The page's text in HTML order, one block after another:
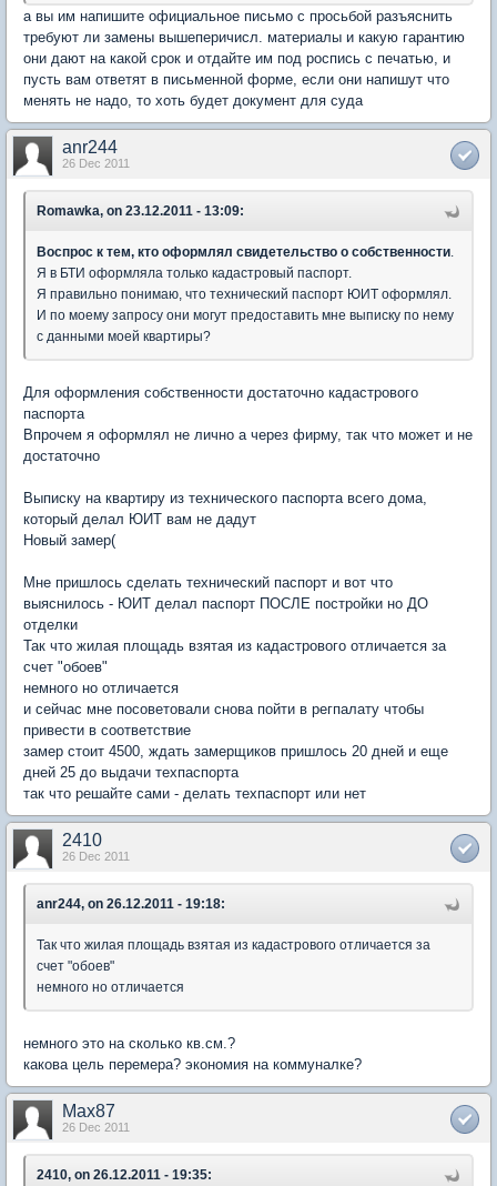
а вы им напишите официальное письмо с просьбой разъяснить
требуют ли замены вышеперичисл. материалы и какую гарантию
они дают на какой срок и отдайте им под роспись с печатью, и
пусть вам ответят в письменной форме, если они напишут что
менять не надо, то хоть будет документ для суда
anr244
26 Dec 2011
Romawka, on 23.12.2011 - 13:09:
Воспрос к тем, кто оформлял свидетельство о собственности.
Я в БТИ оформляла только кадастровый паспорт.
Я правильно понимаю, что технический паспорт ЮИТ оформлял.
И по моему запросу они могут предоставить мне выписку по нему
с данными моей квартиры?
Для оформления собственности достаточно кадастрового
паспорта
Впрочем я оформлял не лично а через фирму, так что может и не
достаточно
Выписку на квартиру из технического паспорта всего дома,
который делал ЮИТ вам не дадут
Новый замер(
Мне пришлось сделать технический паспорт и вот что
выяснилось - ЮИТ делал паспорт ПОСЛЕ постройки но ДО
отделки
Так что жилая площадь взятая из кадастрового отличается за
счет "обоев"
немного но отличается
и сейчас мне посоветовали снова пойти в регпалату чтобы
привести в соответствие
замер стоит 4500, ждать замерщиков пришлось 20 дней и еще
дней 25 до выдачи техпаспорта
так что решайте сами - делать техпаспорт или нет
2410
26 Dec 2011
anr244, on 26.12.2011 - 19:18:
Так что жилая площадь взятая из кадастрового отличается за
счет "обоев"
немного но отличается
немного это на сколько кв.см.?
какова цель перемера? экономия на коммуналке?
Max87
26 Dec 2011
2410, on 26.12.2011 - 19:35: